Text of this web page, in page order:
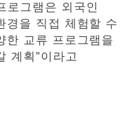
로그램은 외국인
경을 직접 체험할 수
한 교류 프로그램을
계획”이라고